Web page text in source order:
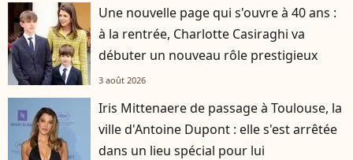
Une nouvelle page qui s'ouvre à 40 ans :
à la rentrée, Charlotte Casiraghi va
débuter un nouveau rôle prestigieux
3 août 2026
Iris Mittenaere de passage à Toulouse, la
ville d'Antoine Dupont : elle s'est arrêtée
dans un lieu spécial pour lui